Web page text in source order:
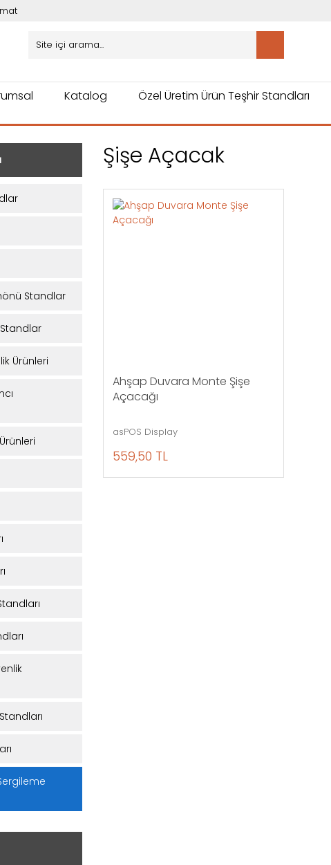
Katalog Özel Üretim Ürün Teşhir Standları
Standlar
Ürünleri
Şişe Açacak
Ahşap Duvara Monte Şişe
Açacağı
asPOS Display
559,50 TL